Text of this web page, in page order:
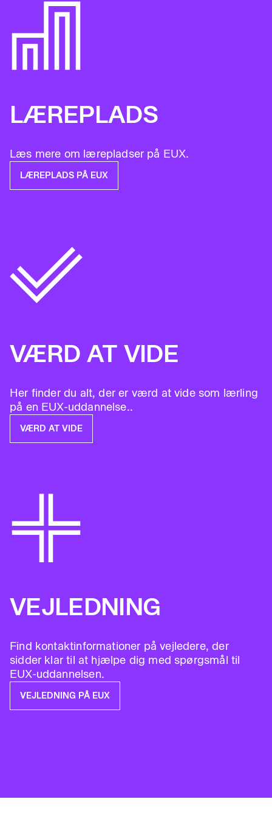
LÆREPLADS
Læs mere om lærepladser på EUX.
LÆREPLADS PÅ EUX
VÆRD AT VIDE
Her finder du alt, der er værd at vide som lærling
på en EUX-uddannelse..
VÆRD AT VIDE
VEJLEDNING
Find kontaktinformationer på vejledere, der
sidder klar til at hjælpe dig med spørgsmål til
EUX-uddannelsen.
VEJLEDNING PÅ EUX